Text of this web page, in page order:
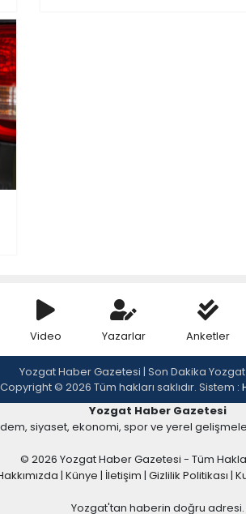
Video Yazarlar Anketler
Yozgat Haber Gazetesi | Son Dakika
Copyright © 2026 Tüm hakları saklıdır. Sistem :
Yozgat Haber Gazetesi
siyaset, ekonomi, spor ve yerel
© 2026 Yozgat Haber Gazetesi - Tüm
| Künye | İletişim | Gizlilik Politikası |
Yozgat'tan haberin doğru adresi.